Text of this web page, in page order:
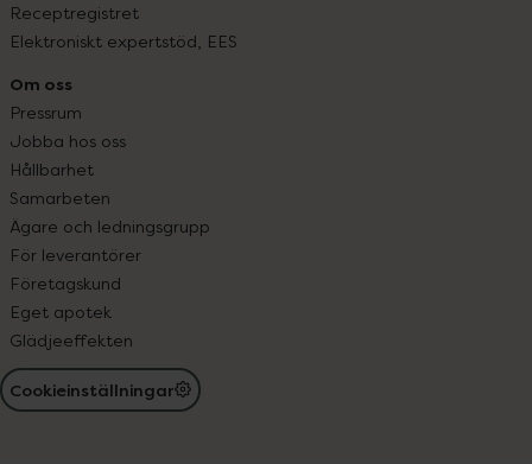
Receptregistret
Elektroniskt expertstöd, EES
Om oss
Pressrum
Jobba hos oss
Hållbarhet
Samarbeten
Ägare och ledningsgrupp
För leverantörer
Företagskund
Eget apotek
Glädjeeffekten
Cookieinställningar